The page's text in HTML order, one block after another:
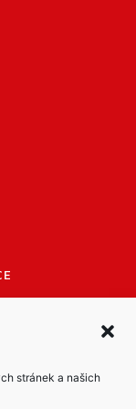
stránek a našich